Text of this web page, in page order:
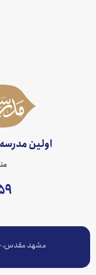
اولین مدرسه
منتظر
مشهد مقدس، حرم